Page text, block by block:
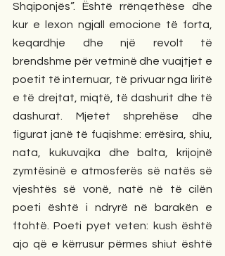
Shqiponjës”. Është rrënqethëse dhe
kur e lexon ngjall emocione të forta,
keqardhje dhe një revolt të
brendshme për vetminë dhe vuajtjet e
poetit të internuar, të privuar nga liritë
e të drejtat, miqtë, të dashurit dhe të
dashurat. Mjetet shprehëse dhe
figurat janë të fuqishme: errësira, shiu,
nata, kukuvajka dhe balta, krijojnë
zymtësinë e atmosferës së natës së
vjeshtës së vonë, natë në të cilën
poeti është i ndryrë në barakën e
ftohtë. Poeti pyet veten: kush është
ajo që e kërrusur përmes shiut është